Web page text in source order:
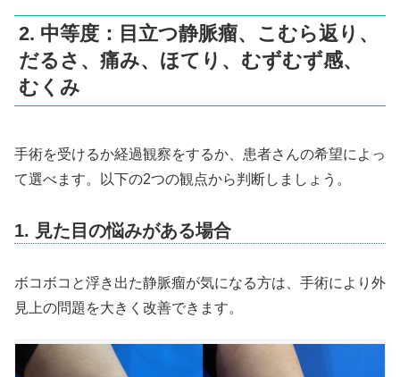
2. 中等度：目立つ静脈瘤、こむら返り、
だるさ、痛み、ほてり、むずむず感、
むくみ
手術を受けるか経過観察をするか、患者さんの希望によっ
て選べます。以下の2つの観点から判断しましょう。
1. 見た目の悩みがある場合
ボコボコと浮き出た静脈瘤が気になる方は、手術により外
見上の問題を大きく改善できます。